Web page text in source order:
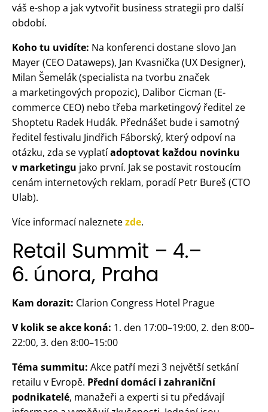
váš e-shop a jak vytvořit business strategii pro další
období.
Koho tu uvidíte: Na konferenci dostane slovo Jan
Mayer (CEO Dataweps), Jan Kvasnička (UX Designer),
Milan Šemelák (specialista na tvorbu značek
a marketingových propozic), Dalibor Cicman (E-
commerce CEO) nebo třeba marketingový ředitel ze
Shoptetu Radek Hudák. Přednášet bude i samotný
ředitel festivalu Jindřich Fáborský, který odpoví na
otázku, zda se vyplatíadoptovat každou novinku
v marketingu jako první. Jak se postavit rostoucím
cenám internetových reklam, poradí Petr Bureš (CTO
Ulab).
Více informací naleznetezde.
Retail Summit – 4.–
6. února, Praha
Kam dorazit: Clarion Congress Hotel Prague
V kolik se akce koná: 1. den 17:00–19:00, 2. den 8:00–
22:00, 3. den 8:00–15:00
Téma summitu: Akce patří mezi 3 největší setkání
retailu v Evropě. Přední domácí i zahraniční
podnikatelé, manažeři a experti si tu předávají